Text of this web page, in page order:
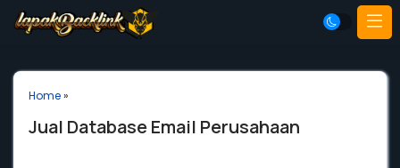
Home»
Jual Database Email Perusahaan